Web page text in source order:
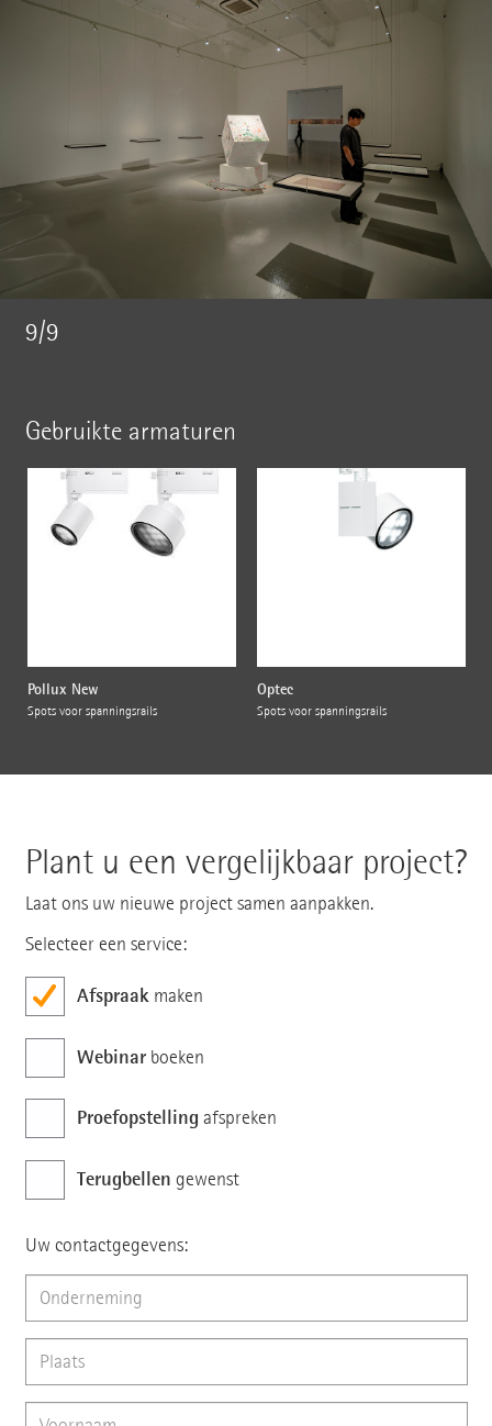
9/9
Gebruikte armaturen
Pollux New
Spots voor spanningsrails
Optec
Spots voor spanningsrails
Plant u een vergelijkbaar project?
Laat ons uw nieuwe project samen aanpakken.
Selecteer een service:
Afspraakmaken
Webinarboeken
Proefopstelling afspreken
Terugbellen gewenst
Uw contactgegevens: